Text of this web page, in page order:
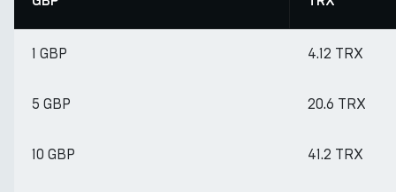
1 GBP 4.12 TRX
5 GBP 20.6 TRX
10 GBP 41.2 TRX